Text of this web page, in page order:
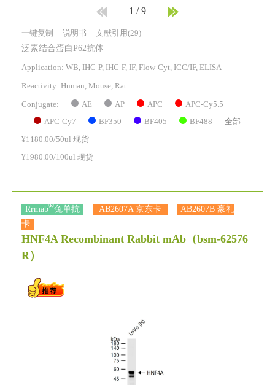
1 /9
一键复制 说明书 文献引用(29)
泛素结合蛋白P62抗体
Application: WB, IHC-P, IHC-F, IF, Flow-Cyt, ICC/IF, ELISA
Reactivity: Human, Mouse, Rat
Conjugate: AE AP APC APC-Cy5.5
APC-Cy7 BF350 BF405 BF488 全部
¥1180.00/50ul 现货
¥1980.00/100ul 现货
Rrmab®兔单抗 AB2607A 京东卡
AB2607B 豪礼
卡
HNF4A Recombinant Rabbit mAb （bsm-62576
R）